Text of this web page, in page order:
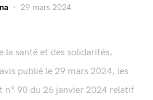
29 mars 2024
la santé et des solidarités,
publié le 29 mars 2024, les
n° 90 du 26 janvier 2024 relatif